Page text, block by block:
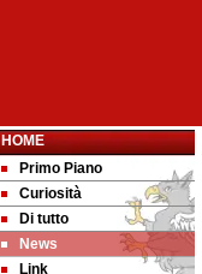
HOME
Primo Piano
Curiosità
Di tutto
News
Link